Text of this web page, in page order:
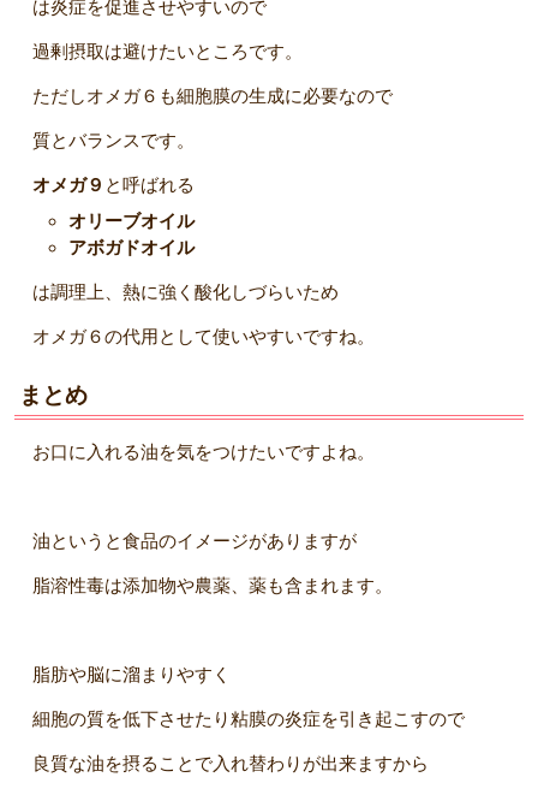
は炎症を促進させやすいので
過剰摂取は避けたいところです。
ただしオメガ６も細胞膜の生成に必要なので
質とバランスです。
オメガ９ と呼ばれる
オリーブオイル
アボガドオイル
は調理上、熱に強く酸化しづらいため
オメガ６の代用として使いやすいですね。
まとめ
お口に入れる油を気をつけたいですよね。
油というと食品のイメージがありますが
脂溶性毒は添加物や農薬、薬も含まれます。
脂肪や脳に溜まりやすく
細胞の質を低下させたり粘膜の炎症を引き起こすので
良質な油を摂ることで入れ替わりが出来ますから